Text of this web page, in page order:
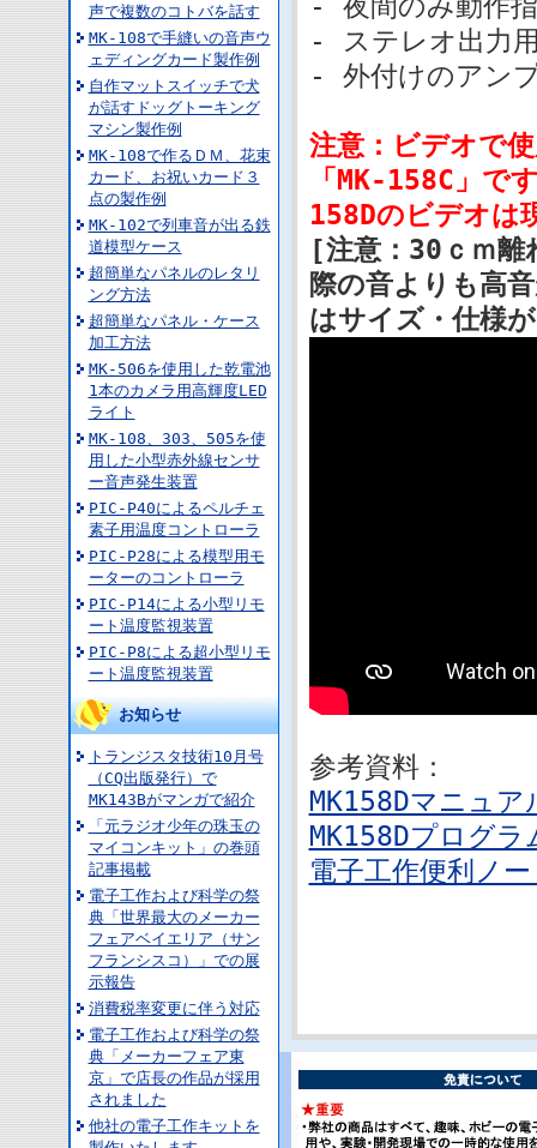
声で複数のコトバを話す
MK-108で手縫いの音声ウ
ェディングカード製作例
自作マットスイッチで犬
が話すドッグトーキング
マシン製作例
MK-108で作るＤＭ、花束
カード、お祝いカード３
点の製作例
MK-102で列車音が出る鉄
道模型ケース
超簡単なパネルのレタリ
ング方法
超簡単なパネル・ケース
加工方法
MK-506を使用した乾電池
1本のカメラ用高輝度LED
ライト
MK-108、303、505を使
用した小型赤外線センサ
ー音声発生装置
PIC-P40によるペルチェ
素子用温度コントローラ
PIC-P28による模型用モ
ーターのコントローラ
PIC-P14による小型リモ
ート温度監視装置
PIC-P8による超小型リモ
ート温度監視装置
お知らせ
トランジスタ技術10月号
（CQ出版発行）で
MK143Bがマンガで紹介
「元ラジオ少年の珠玉の
マイコンキット」の巻頭
記事掲載
電子工作および科学の祭
典「世界最大のメーカー
フェアベイエリア（サン
フランシスコ）」での展
示報告
消費税率変更に伴う対応
電子工作および科学の祭
典「メーカーフェア東
京」で店長の作品が採用
されました
他社の電子工作キットを
- ステレオ出力
- 外付けのアン
注意：ビデオで
「MK-158C」で
158Dのビデオは
[注意：30ｃｍ離
際の音よりも高
はサイズ・仕様
参考資料：
MK158Dマニュア
MK158Dプログラ
電子工作便利ノ